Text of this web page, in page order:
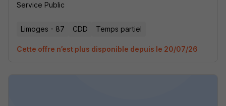
Service Public
Limoges - 87 CDD Temps partiel
Cette offre n’est plus disponible depuis le 20/07/26